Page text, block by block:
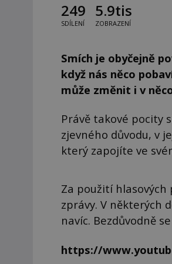
249
SDÍLENÍ
5.9tis
ZOBRAZENÍ
Smích je obyčejně
když nás něco
může změnit i v
Právě takové pocity
zjevného důvodu, v
který zapojíte ve
Za použití
zprávy. V některých
navíc. Bezdůvodně
https://